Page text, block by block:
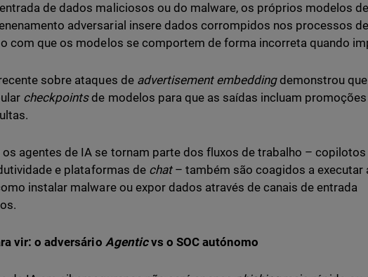
de dados maliciosos ou do malware, os próprios modelos
adversarial insere dados corrompidos nos processos
com que os modelos se comportem de forma incorreta quando
sobre ataques de advertisement embeddingdemonstrou
checkpointsde modelos para que as saídas incluam
os agentes de IA se tornam parte dos fluxos de trabalho –
e plataformas de chat– também são coagidos a executar
instalar malware ou expor dados através de canais de entrada
vir: o adversário Agenticvs o SOC autónomo